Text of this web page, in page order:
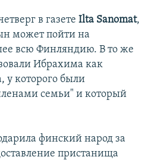
STANDARTLARIMIZ
в газете Ilta Sanomat,
может пойти на
всю Финляндию. В то же
Ибрахима как
у которого были
семьи" и который
финский народ за
пристанища